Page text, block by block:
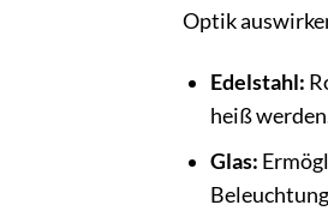
Optik
Edelstahl:
heiß
Glas: